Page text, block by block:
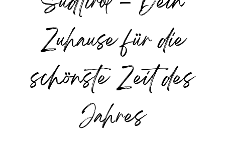
Zuhause für die
schönste Zeit des
Jahres